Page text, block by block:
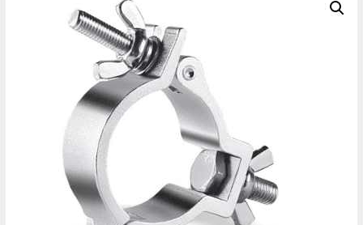
Add to cart